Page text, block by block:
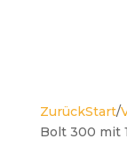
ZurückStart/
Bolt 300 mit